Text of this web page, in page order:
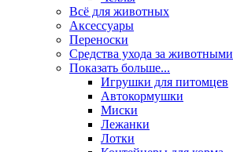
Всё для животных
Аксесcуары
Переноски
Средства ухода за животными
Показать больше...
Игрушки для питомцев
Автокормушки
Миски
Лежанки
Лотки